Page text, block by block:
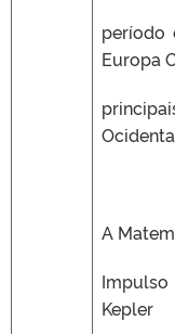
período
Europa
A
Kepler